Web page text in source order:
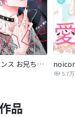
熱愛プリンス お兄ちゃんはキミが好き
5.7万
品